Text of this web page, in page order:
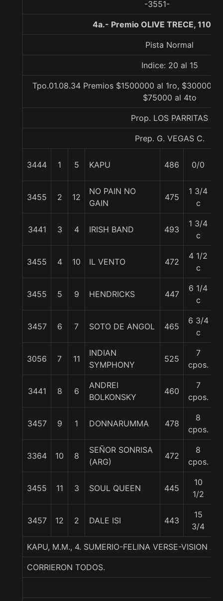
-3551-
4a.- Premio OLIVE TRECE, 1100
Pista Normal
Indice: 20 al 15
Tpo.01.08.34 Premios $1500000 al 1ro, $300000
$75000 al 4to
Prop. LOS PARRITAS
Prep. G. VEGAS C.
3444 1 5 KAPU 486 0/0
3455 2 12
NO PAIN NO
GAIN
475
1 3/4
c
3441 3 4 IRISH BAND 493
1 3/4
c
3455 4 10 IL VENTO 472
4 1/2
c
3455 5 9 HENDRICKS 447
6 1/4
c
3457 6 7 SOTO DE ANGOL 465
6 3/4
c
3056 7 11
INDIAN
SYMPHONY
525
7
cpos.
3441 8 6
ANDREI
BOLKONSKY
460
7
cpos.
3457 9 1 DONNARUMMA 478
8
cpos.
3364 10 8
SEÑOR SONRISA
(ARG)
472
8
cpos.
3455 11 3 SOUL QUEEN 445
10
1/2
3457 12 2 DALE ISI 443
15
3/4
KAPU, M.M., 4. SUMERIO-FELINA VERSE-VISION
CORRIERON TODOS.